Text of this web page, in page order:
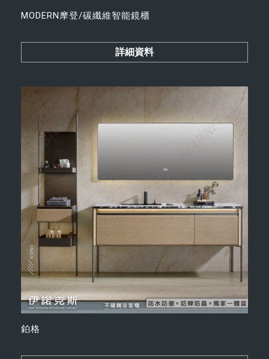
MODERN摩登/碳纖維智能鏡櫃
詳細資料
鉑格